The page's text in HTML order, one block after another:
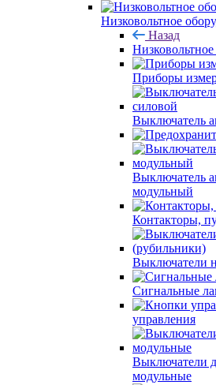
Низковольтное
Назад
Приборы
Выключатель
Выключатель
модульный
Контакторы,
Выключатели
Сигнальные
управления
Выключатели
модульные